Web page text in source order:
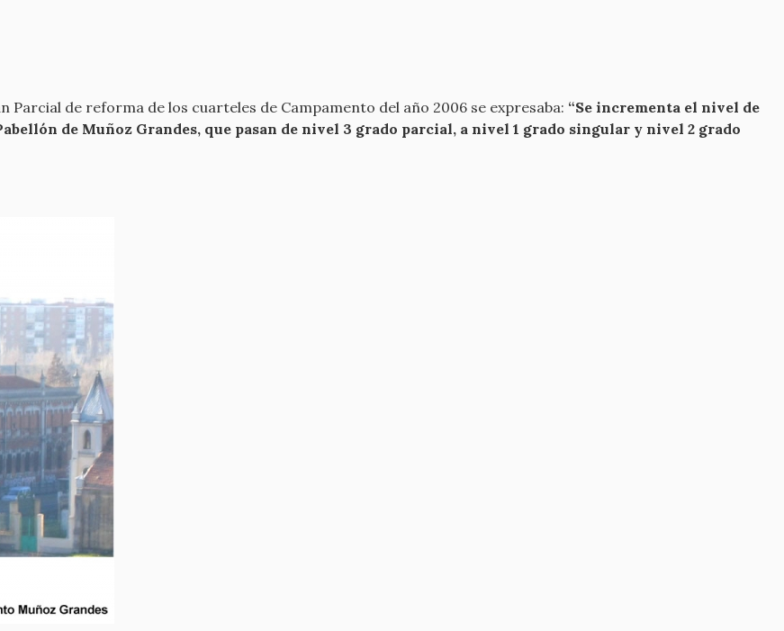
de reforma de los cuarteles de Campamento del año 2006 se expresaba: “Se incrementa el nivel de
de Muñoz Grandes, que pasan de nivel 3 grado parcial, a nivel 1 grado singular y nivel 2 grado